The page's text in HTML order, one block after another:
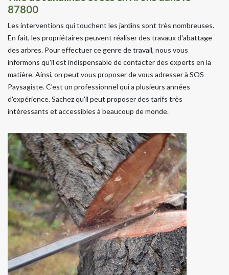
87800
Les interventions qui touchent les jardins sont très nombreuses.
En fait, les propriétaires peuvent réaliser des travaux d'abattage
des arbres. Pour effectuer ce genre de travail, nous vous
informons qu'il est indispensable de contacter des experts en la
matière. Ainsi, on peut vous proposer de vous adresser à SOS
Paysagiste. C'est un professionnel qui a plusieurs années
d'expérience. Sachez qu'il peut proposer des tarifs très
intéressants et accessibles à beaucoup de monde.